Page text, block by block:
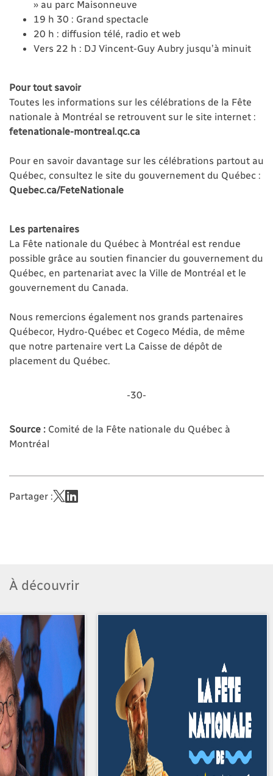
» au parc Maisonneuve
19 h 30 : Grand spectacle
20 h : diffusion télé, radio et web
Vers 22 h : DJ Vincent-Guy Aubry jusqu’à minuit
Pour tout savoir
Toutes les informations sur les célébrations de la Fête
nationale à Montréal se retrouvent sur le site internet :
fetenationale-montreal.qc.ca
Pour en savoir davantage sur les célébrations partout au
Québec, consultez le site du gouvernement du Québec :
Quebec.ca/FeteNationale
Les partenaires
La Fête nationale du Québec à Montréal est rendue
possible grâce au soutien financier du gouvernement du
Québec, en partenariat avec la Ville de Montréal et le
gouvernement du Canada.
Nous remercions également nos grands partenaires
Québecor, Hydro-Québec et Cogeco Média, de même
que notre partenaire vert La Caisse de dépôt de
placement du Québec.
-30-
Source : Comité de la Fête nationale du Québec à
Montréal
Partager :
À découvrir